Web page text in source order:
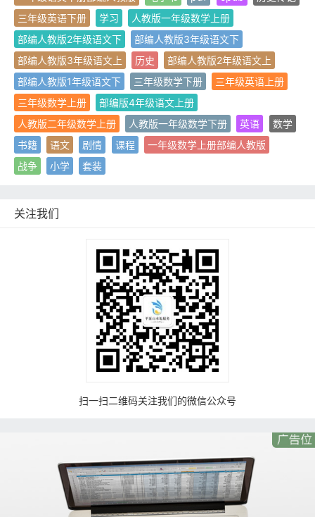
三年级英语下册
学习
人教版一年级数学上册
部编人教版2年级语文下
部编人教版3年级语文下
部编人教版3年级语文上
历史
部编人教版2年级语文上
部编人教版1年级语文下
三年级数学下册
三年级英语上册
三年级数学上册
部编版4年级语文上册
人教版二年级数学上册
人教版一年级数学下册 英语
数学
书籍
语文 剧情 课程
一年级数学上册部编人教版
战争
小学 套装
关注我们
扫一扫二维码关注我们的微信公众号